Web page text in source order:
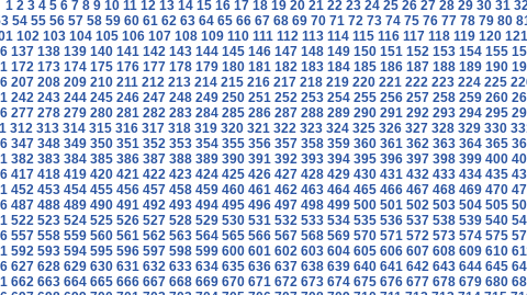
1 2 3 4 5 6 7 8 9 10 11 12 13 14 15 16 17 18 19 20 21 22 23 24 25 26 27 28 29 30 31
54 55 56 57 58 59 60 61 62 63 64 65 66 67 68 69 70 71 72 73 74 75 76 77 78 79 80
102 103 104 105 106 107 108 109 110 111 112 113 114 115 116 117 118 119 120 121
137 138 139 140 141 142 143 144 145 146 147 148 149 150 151 152 153 154 155
172 173 174 175 176 177 178 179 180 181 182 183 184 185 186 187 188 189 190
207 208 209 210 211 212 213 214 215 216 217 218 219 220 221 222 223 224 225
242 243 244 245 246 247 248 249 250 251 252 253 254 255 256 257 258 259 260
277 278 279 280 281 282 283 284 285 286 287 288 289 290 291 292 293 294 295
312 313 314 315 316 317 318 319 320 321 322 323 324 325 326 327 328 329 330
347 348 349 350 351 352 353 354 355 356 357 358 359 360 361 362 363 364 365
382 383 384 385 386 387 388 389 390 391 392 393 394 395 396 397 398 399 400
417 418 419 420 421 422 423 424 425 426 427 428 429 430 431 432 433 434 435
452 453 454 455 456 457 458 459 460 461 462 463 464 465 466 467 468 469 470
487 488 489 490 491 492 493 494 495 496 497 498 499 500 501 502 503 504 505
522 523 524 525 526 527 528 529 530 531 532 533 534 535 536 537 538 539 540
557 558 559 560 561 562 563 564 565 566 567 568 569 570 571 572 573 574 575
592 593 594 595 596 597 598 599 600 601 602 603 604 605 606 607 608 609 610
627 628 629 630 631 632 633 634 635 636 637 638 639 640 641 642 643 644 645
662 663 664 665 666 667 668 669 670 671 672 673 674 675 676 677 678 679 680